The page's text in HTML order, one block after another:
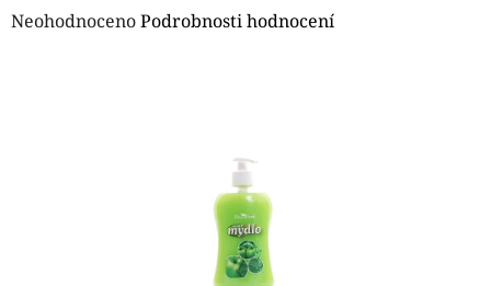
Průměrné
NeohodnocenoPodrobnosti hodnocení